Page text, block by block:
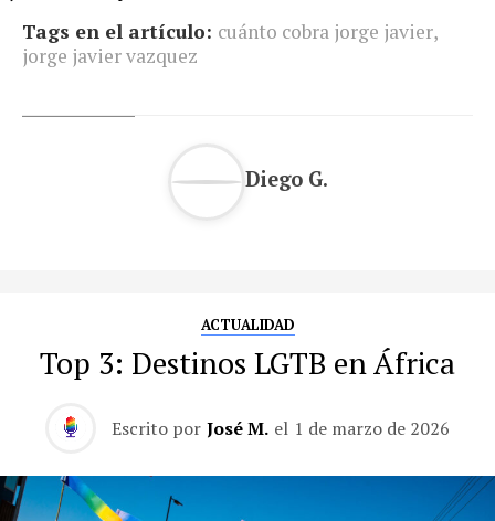
Tags en el artículo: cuánto cobra jorge javier,
jorge javier vazquez
Diego G.
ACTUALIDAD
Top 3: Destinos LGTB en África
Escrito por José M. el 1 de marzo de 2026